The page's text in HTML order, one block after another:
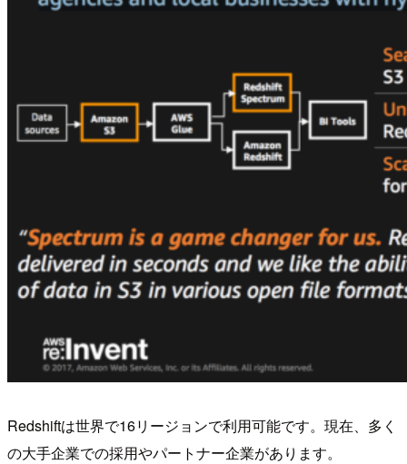
Redshiftは世界で16リージョンで利用可能です。現在、多く
の大手企業での採用やパートナー企業があります。